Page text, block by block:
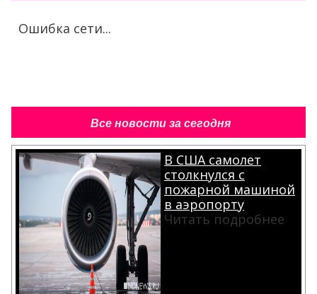
Ошибка сети...
Все новости за сегодня
В США самолет
столкнулся с
пожарной машиной
в аэропорту
Читать подробнее